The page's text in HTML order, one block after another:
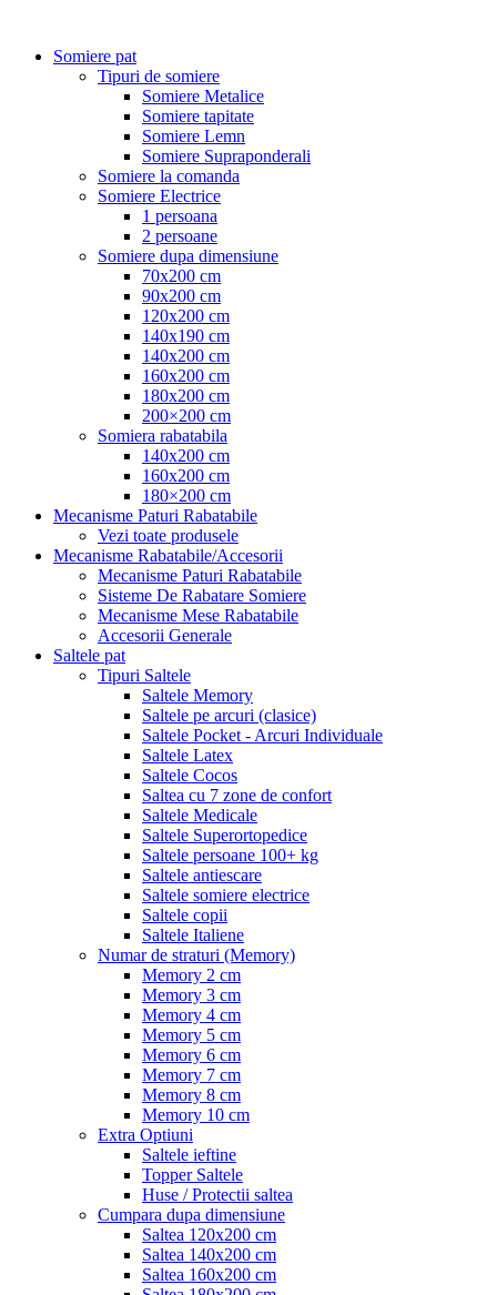
Somiere pat
Tipuri de somiere
Somiere Metalice
Somiere tapitate
Somiere Lemn
Somiere Supraponderali
Somiere la comanda
Somiere Electrice
1 persoana
2 persoane
Somiere dupa dimensiune
70x200 cm
90x200 cm
120x200 cm
140x190 cm
140x200 cm
160x200 cm
180x200 cm
200×200 cm
Somiera rabatabila
140x200 cm
160x200 cm
180×200 cm
Mecanisme Paturi Rabatabile
Vezi toate produsele
Mecanisme Rabatabile/Accesorii
Mecanisme Paturi Rabatabile
Sisteme De Rabatare Somiere
Mecanisme Mese Rabatabile
Accesorii Generale
Saltele pat
Tipuri Saltele
Saltele Memory
Saltele pe arcuri (clasice)
Saltele Pocket - Arcuri Individuale
Saltele Latex
Saltele Cocos
Saltea cu 7 zone de confort
Saltele Medicale
Saltele Superortopedice
Saltele persoane 100+ kg
Saltele antiescare
Saltele somiere electrice
Saltele copii
Saltele Italiene
Numar de straturi (Memory)
Memory 2 cm
Memory 3 cm
Memory 4 cm
Memory 5 cm
Memory 6 cm
Memory 7 cm
Memory 8 cm
Memory 10 cm
Extra Optiuni
Saltele ieftine
Topper Saltele
Huse / Protectii saltea
Cumpara dupa dimensiune
Saltea 120x200 cm
Saltea 140x200 cm
Saltea 160x200 cm